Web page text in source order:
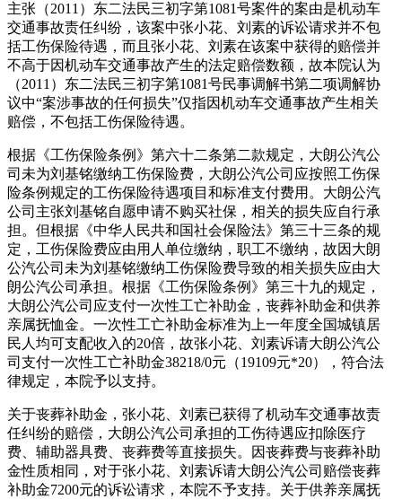
主张（2011）东二法民三初字第1081号案件的案由是机动车
交通事故责任纠纷，该案中张小花、刘素的诉讼请求并不包
括工伤保险待遇，而且张小花、刘素在该案中获得的赔偿并
不高于因机动车交通事故产生的法定赔偿数额，故本院认为
（2011）东二法民三初字第1081号民事调解书第二项调解协
议中“案涉事故的任何损失”仅指因机动车交通事故产生相关
赔偿，不包括工伤保险待遇。
根据《工伤保险条例》第六十二条第二款规定，大朗公汽公
司未为刘基铭缴纳工伤保险费，大朗公汽公司应按照工伤保
险条例规定的工伤保险待遇项目和标准支付费用。大朗公汽
公司主张刘基铭自愿申请不购买社保，相关的损失应自行承
担。但根据《中华人民共和国社会保险法》第三十三条的规
定，工伤保险费应由用人单位缴纳，职工不缴纳，故因大朗
公汽公司未为刘基铭缴纳工伤保险费导致的相关损失应由大
朗公汽公司承担。根据《工伤保险条例》第三十九的规定，
大朗公汽公司应支付一次性工亡补助金，丧葬补助金和供养
亲属抚恤金。一次性工亡补助金标准为上一年度全国城镇居
民人均可支配收入的20倍，故张小花、刘素诉请大朗公汽公
司支付一次性工亡补助金38218/0元（19109元*20），符合法
律规定，本院予以支持。
关于丧葬补助金，张小花、刘素已获得了机动车交通事故责
任纠纷的赔偿，大朗公汽公司承担的工伤待遇应扣除医疗
费、辅助器具费、丧葬费等直接损失。因丧葬费与丧葬补助
金性质相同，对于张小花、刘素诉请大朗公汽公司赔偿丧葬
补助金7200元的诉讼请求，本院不予支持。关于供养亲属抚